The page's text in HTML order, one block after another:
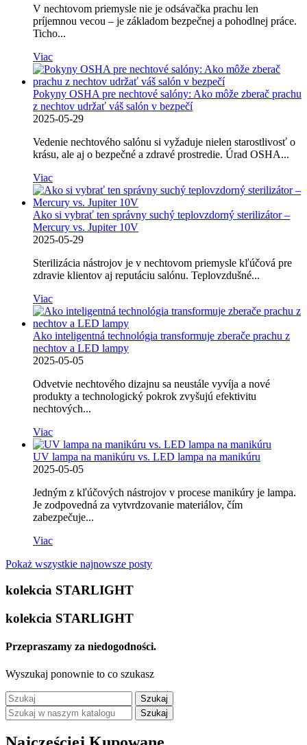
V nechtovom priemysle nie je odsávačka prachu len
príjemnou vecou – je základom bezpečnej a pohodlnej práce.
Ticho...
Viac
Pokyny OSHA pre nechtové salóny: Ako môže zberač prachu
z nechtov udržať váš salón v bezpečí
2025-05-29
Vedenie nechtového salónu si vyžaduje nielen starostlivosť o
krásu, ale aj o bezpečné a zdravé prostredie. Úrad OSHA...
Viac
Ako si vybrať ten správny suchý teplovzdorný sterilizátor –
Mercury vs. Jupiter 10V
2025-05-29
Sterilizácia nástrojov je v nechtovom priemysle kľúčová pre
zdravie klientov aj reputáciu salónu. Teplovzdušné...
Viac
Ako inteligentná technológia transformuje zberače prachu z
nechtov a LED lampy
2025-05-05
Odvetvie nechtového dizajnu sa neustále vyvíja a nové
produkty a technologický pokrok zvyšujú efektivitu
nechtových...
Viac
UV lampa na manikúru vs. LED lampa na manikúru
2025-05-05
Jedným z kľúčových nástrojov v procese manikúry je lampa.
Je zodpovedná za vytvrdzovanie materiálov, čím
zabezpečuje...
Viac
Pokaż wszystkie najnowsze posty
kolekcia STARLIGHT
kolekcia STARLIGHT
Przepraszamy za niedogodności.
Wyszukaj ponownie to co szukasz
Szukaj
Szukaj